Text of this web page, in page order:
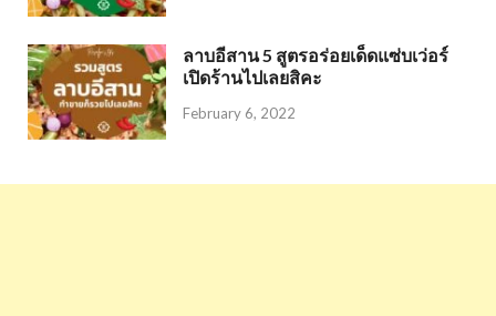
ลาบอีสาน 5 สูตรอร่อยเด็ดแซ่บเว่อร์
เปิดร้านไปเลยสิคะ
February 6, 2022